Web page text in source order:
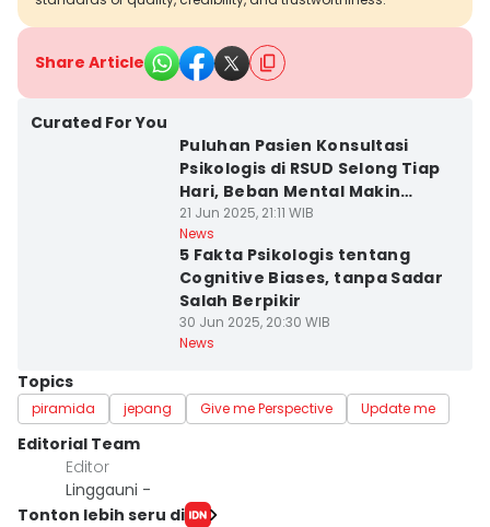
Share Article
Curated For You
Puluhan Pasien Konsultasi
Psikologis di RSUD Selong Tiap
Hari, Beban Mental Makin
Berat?
21 Jun 2025, 21:11 WIB
News
5 Fakta Psikologis tentang
Cognitive Biases, tanpa Sadar
Salah Berpikir
30 Jun 2025, 20:30 WIB
News
Topics
piramida jepang Give me Perspective Update me
Editorial Team
Editor
Linggauni -
Tonton lebih seru di